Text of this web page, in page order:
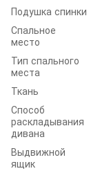
Подушка спинки
Спальное
место
Тип спального
места
Ткань
Способ
раскладывания
дивана
Выдвижной
ящик